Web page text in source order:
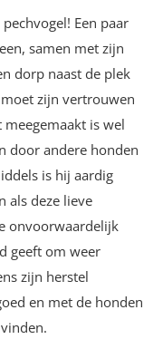
Een paar
samen met zijn
dorp naast de plek
zijn vertrouwen
is wel
door andere honden
is hij aardig
als deze lieve
onvoorwaardelijk
geeft om weer
zijn herstel
en met de honden